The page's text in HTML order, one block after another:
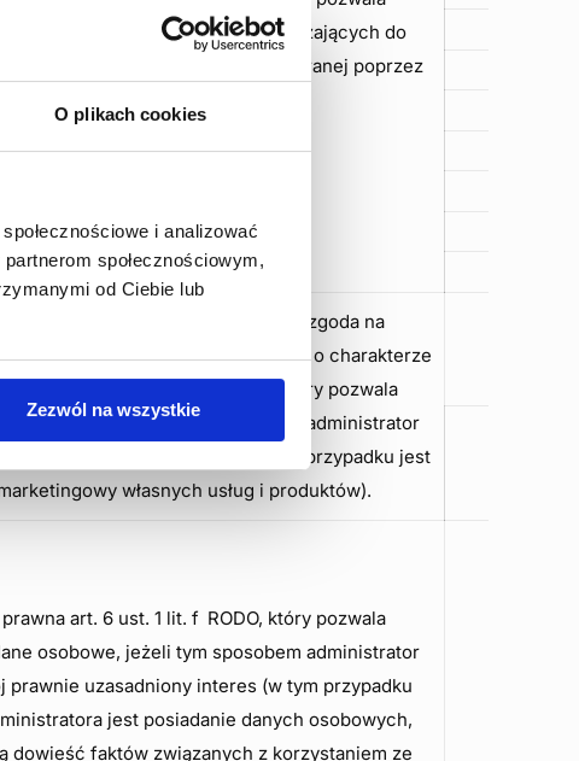
O plikach cookies
i analizować
społecznościowym,
od Ciebie lub
Zezwól na wszystkie
dane w celu podjęcia działań zmierzających do
i w celu wykonania umowy zawieranej poprzez
prawna art. 6 ust. 1 lit a RODO, czyli zgoda na
nas informacji handlowych, treści o charakterze
oraz art. 6 ust. 1 lit. f RODO, który pozwala
osobowe, jeżeli tym sposobem administrator
uzasadniony interes (w tym przypadku jest
własnych usług i produktów).
art. 6 ust. 1 lit. f RODO, który pozwala
osobowe, jeżeli tym sposobem administrator
prawnie uzasadniony interes (w tym przypadku
jest posiadanie danych osobowych,
dowieść faktów związanych z korzystaniem ze